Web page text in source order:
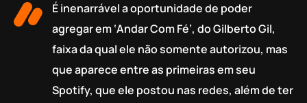
É inenarrável a oportunidade de poder
agregar em ‘Andar Com Fé’, do Gilberto Gil,
faixa da qual ele não somente autorizou, mas
que aparece entre as primeiras em seu
Spotify, que ele postou nas redes, além de ter